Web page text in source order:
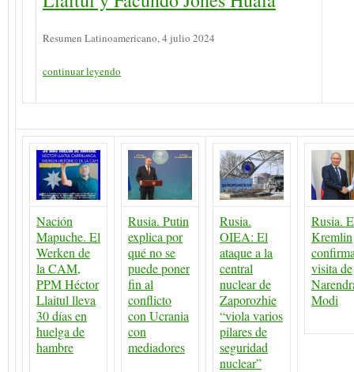
Resumen Latinoamericano, 4 julio 2024
continuar leyendo
Nación
Mapuche. El
Werken de
la CAM,
PPM Héctor
Llaitul lleva
30 días en
huelga de
hambre
Rusia. Putin
explica por
qué no se
puede poner
fin al
conflicto
con Ucrania
con
mediadores
Rusia.
OIEA: El
ataque a la
central
nuclear de
Zaporozhie
“viola varios
pilares de
seguridad
nuclear”
Rusia.
Kremlin
visita de
Modi